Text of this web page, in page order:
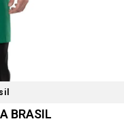
BRASIL